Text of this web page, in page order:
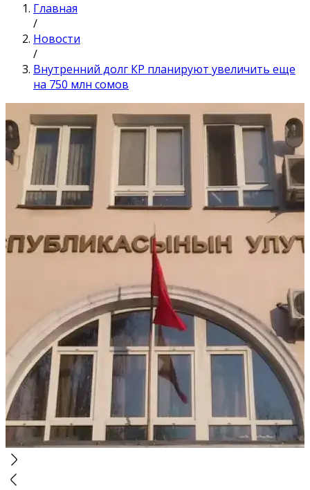
Главная
/
Новости
/
Внутренний долг КР планируют увеличить еще
на 750 млн сомов